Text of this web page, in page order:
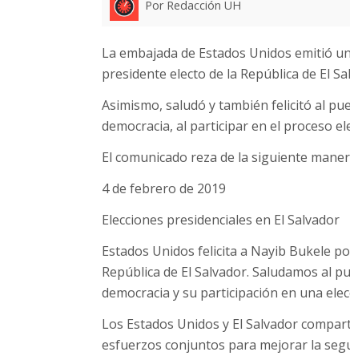
Por Redacción UH
La embajada de Estados Unidos emitió
presidente electo de la República de El
Asimismo, saludó y también felicitó al
democracia, al participar en el proceso
El comunicado reza de la siguiente
4 de febrero de 2019
Elecciones presidenciales en El Salvador
Estados Unidos felicita a Nayib Bukele
República de El Salvador. Saludamos al
democracia y su participación en una
Los Estados Unidos y El Salvador
esfuerzos conjuntos para mejorar la